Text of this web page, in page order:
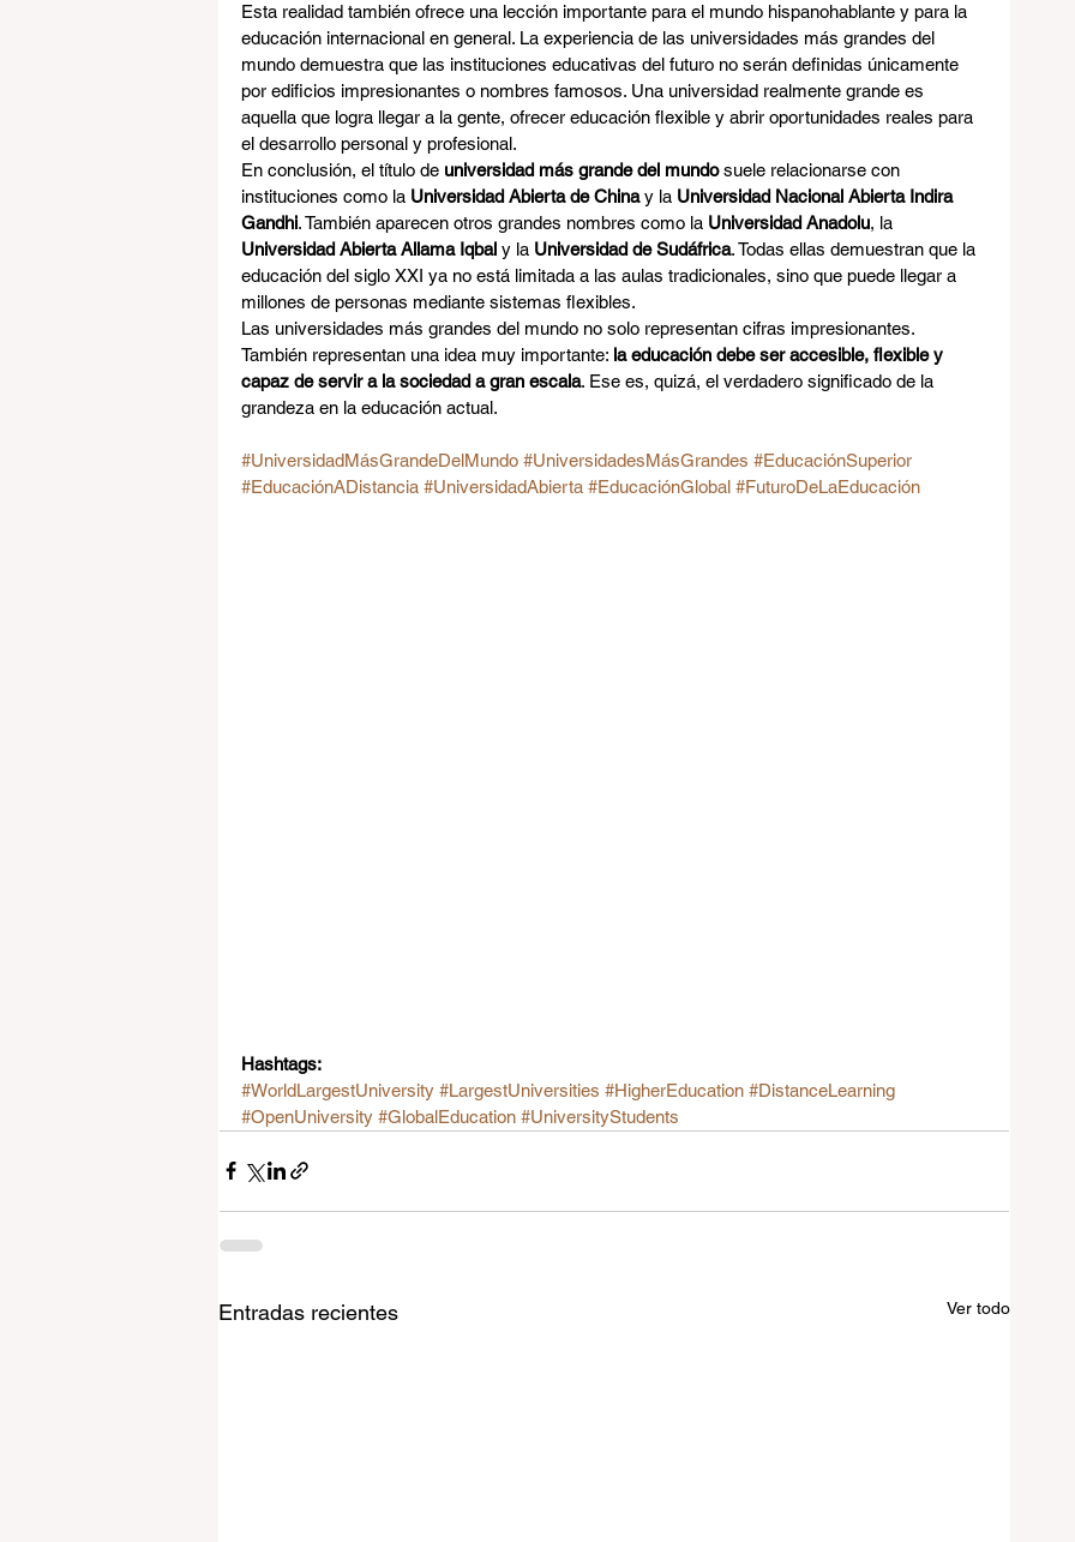
Esta realidad también ofrece una lección importante para el mundo hispanohablante y para la
educación internacional en general. La experiencia de las universidades más grandes del
mundo demuestra que las instituciones educativas del futuro no serán definidas únicamente
por edificios impresionantes o nombres famosos. Una universidad realmente grande es
aquella que logra llegar a la gente, ofrecer educación flexible y abrir oportunidades reales para
el desarrollo personal y profesional.
En conclusión, el título de universidad más grande del mundo suele relacionarse con
instituciones como la Universidad Abierta de China y la Universidad Nacional Abierta Indira
Gandhi. También aparecen otros grandes nombres como la Universidad Anadolu, la
Universidad Abierta Allama Iqbal y la Universidad de Sudáfrica. Todas ellas demuestran que la
educación del siglo XXI ya no está limitada a las aulas tradicionales, sino que puede llegar a
millones de personas mediante sistemas flexibles.
Las universidades más grandes del mundo no solo representan cifras impresionantes.
También representan una idea muy importante: la educación debe ser accesible, flexible y
capaz de servir a la sociedad a gran escala. Ese es, quizá, el verdadero significado de la
grandeza en la educación actual.
#UniversidadMásGrandeDelMundo #UniversidadesMásGrandes #EducaciónSuperior
#EducaciónADistancia #UniversidadAbierta #EducaciónGlobal #FuturoDeLaEducación
Hashtags:
#WorldLargestUniversity #LargestUniversities #HigherEducation #DistanceLearning
#OpenUniversity #GlobalEducation #UniversityStudents
Entradas recientes Ver todo